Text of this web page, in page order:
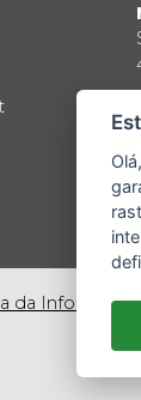
da Informação